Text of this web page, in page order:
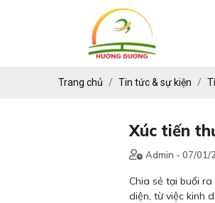
Trang chủ Tin tức & sự kiện
Xúc tiến
Admin - 07/01/
Chia sẻ tại buổi
diện, từ việc kinh